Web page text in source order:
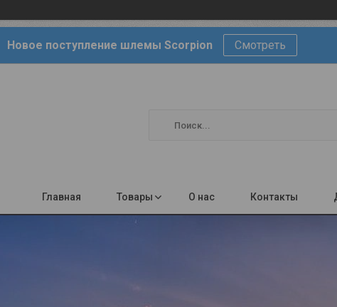
Новое поступление шлемы Scorpion Смотреть
Главная Товары О нас Контакты